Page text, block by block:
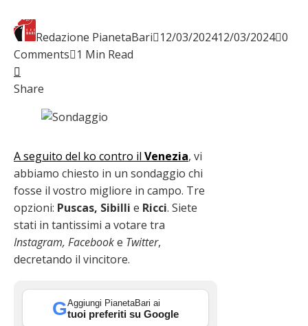
Redazione PianetaBari 12/03/202412/03/2024 0
Comments 1 Min Read
Facebook
Twitter
LinkedIn
Pinterest
Share
A seguito del ko contro il Venezia, vi
abbiamo chiesto in un sondaggio chi
fosse il vostro migliore in campo. Tre
opzioni: Puscas, Sibilli e Ricci. Siete
stati in tantissimi a votare tra
Instagram, Facebooke Twitter,
decretando il vincitore.
GAggiungi PianetaBari ai
tuoi preferiti su Google